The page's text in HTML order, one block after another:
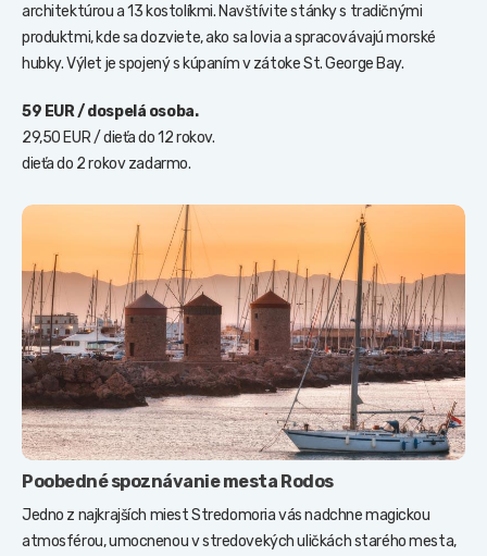
architektúrou a 13 kostolíkmi. Navštívite stánky s tradičnými
produktmi, kde sa dozviete, ako sa lovia a spracovávajú morské
hubky. Výlet je spojený s kúpaním v zátoke St. George Bay.
59 EUR / dospelá osoba.
29,50 EUR / dieťa do 12 rokov.
dieťa do 2 rokov zadarmo.
Poobedné spoznávanie mesta Rodos
Jedno z najkrajších miest Stredomoria vás nadchne magickou
atmosférou, umocnenou v stredovekých uličkách starého mesta,